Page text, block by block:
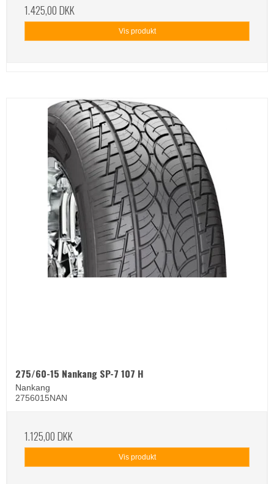
1.425,00 DKK
Vis produkt
275/60-15 Nankang SP-7 107 H
Nankang
2756015NAN
1.125,00 DKK
Vis produkt